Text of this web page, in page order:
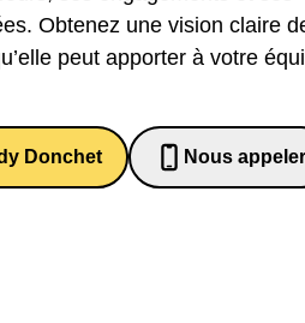
Obtenez une vision claire
peut apporter à votre
Donchet
Nous appeler
0652698481